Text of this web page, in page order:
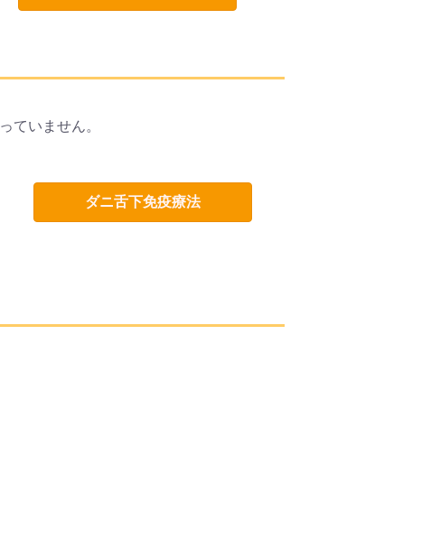
ていません。
ダニ舌下免疫療法